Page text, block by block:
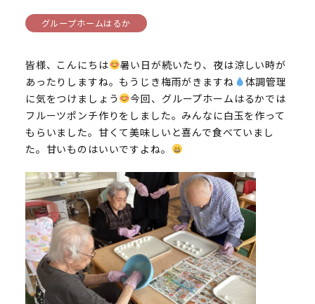
グループホームはるか
皆様、こんにちは
暑い日が続いたり、夜は涼しい時が
あったりしますね。もうじき梅雨がきますね
体調管理
に気をつけましょう
今回、グループホームはるかでは
フルーツポンチ作りをしました。みんなに白玉を作って
もらいました。甘くて美味しいと喜んで食べていまし
た。甘いものはいいですよね。